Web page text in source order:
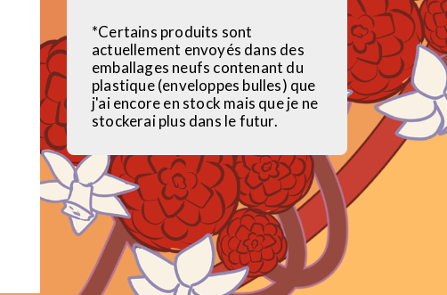
*Certains produits sont
actuellement envoyés dans des
emballages neufs contenant du
plastique (enveloppes bulles) que
j'ai encore en stock mais que je ne
stockerai plus dans le futur.